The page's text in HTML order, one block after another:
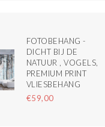
FOTOBEHANG -
DICHT BIJ DE
NATUUR , VOGELS,
PREMIUM PRINT
VLIESBEHANG
€59,00